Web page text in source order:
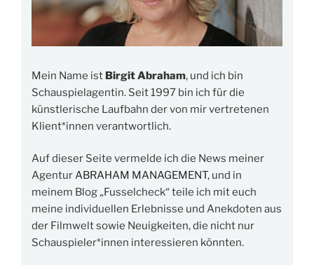
Mein Name ist Birgit Abraham, und ich bin
Schauspielagentin. Seit 1997 bin ich für die
künstlerische Laufbahn der von mir vertretenen
Klient*innen verantwortlich.
Auf dieser Seite vermelde ich die News meiner
AgenturABRAHAM MANAGEMENT, und in
meinem Blog „Fusselcheck“ teile ich mit euch
meine individuellen Erlebnisse und Anekdoten aus
der Filmwelt sowie Neuigkeiten, die nicht nur
Schauspieler*innen interessieren könnten.